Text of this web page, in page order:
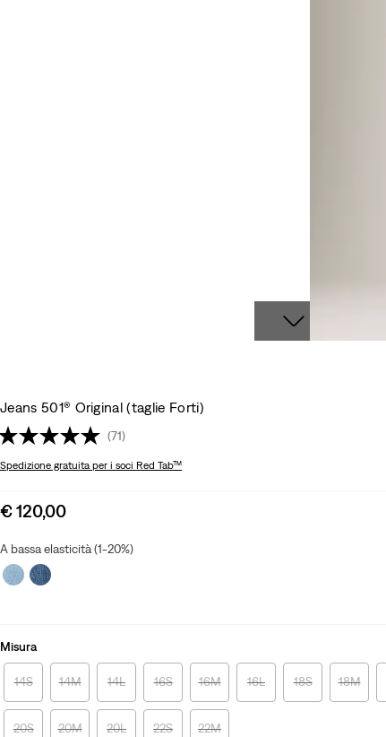
Jeans 501® Original (taglie Forti)
(71)
Spedizione gratuita per i soci Red Tab™
Sale
is
€ 120,00
A bassa elasticità (1-20%)
Misura
14S 14M 14L 16S 16M 16L 18S 18M
20S 20M 20L 22S 22M